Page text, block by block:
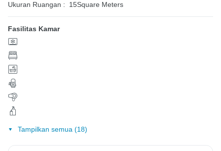
Ukuran Ruangan :
15Square Meters
Fasilitas Kamar
Tampilkan semua (18)